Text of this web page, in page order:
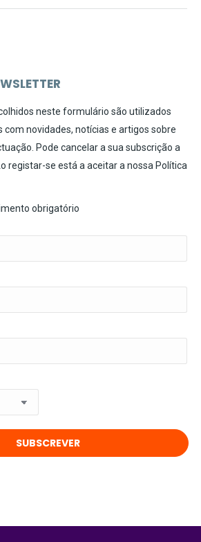
neste formulário são utilizados
com novidades, notícias e artigos sobre
Pode cancelar a sua subscrição a
registar-se está a aceitar a nossa Política
obrigatório